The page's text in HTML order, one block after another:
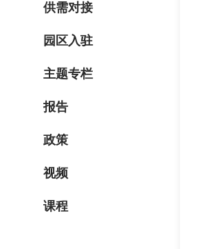
供需对接
园区入驻
主题专栏
报告
政策
视频
课程